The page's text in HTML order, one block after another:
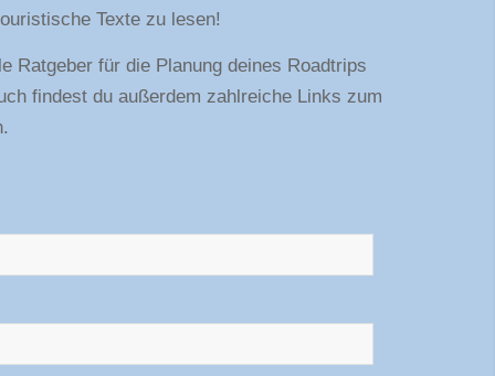
Texte zu lesen!
Ratgeber für die Planung deines Roadtrips
findest du außerdem zahlreiche Links zum